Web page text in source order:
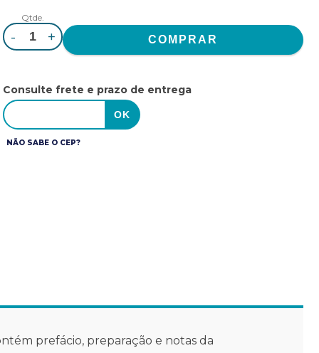
Qtde.
- +
Consulte frete e prazo de entrega
NÃO SABE O CEP?
prefácio, preparação e notas da